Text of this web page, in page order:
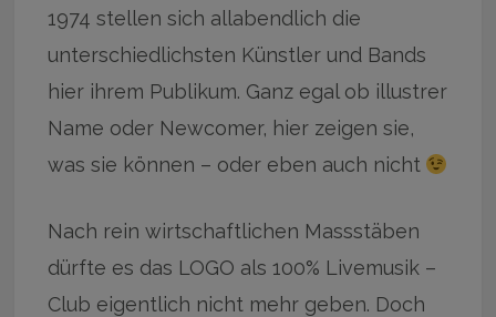
1974 stellen sich allabendlich die
unterschiedlichsten Künstler und Bands
hier ihrem Publikum. Ganz egal ob illustrer
Name oder Newcomer, hier zeigen sie,
was sie können – oder eben auch nicht
Nach rein wirtschaftlichen Massstäben
dürfte es das LOGO als 100% Livemusik –
Club eigentlich nicht mehr geben. Doch